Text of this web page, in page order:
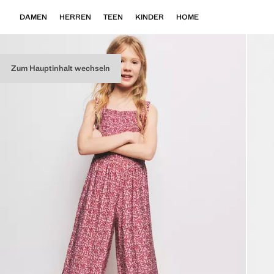
Zum Hauptinhalt wechseln
DAMEN HERREN TEEN KINDER HOME